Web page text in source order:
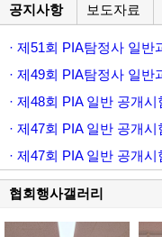
공지사항 보도자료
· 제51회 PIA탐정사 일반
· 제49회 PIA탐정사 일반
· 제48회 PIA 일반 공개
· 제47회 PIA 일반 공개
· 제47회 PIA 일반 공개
협회행사갤러리